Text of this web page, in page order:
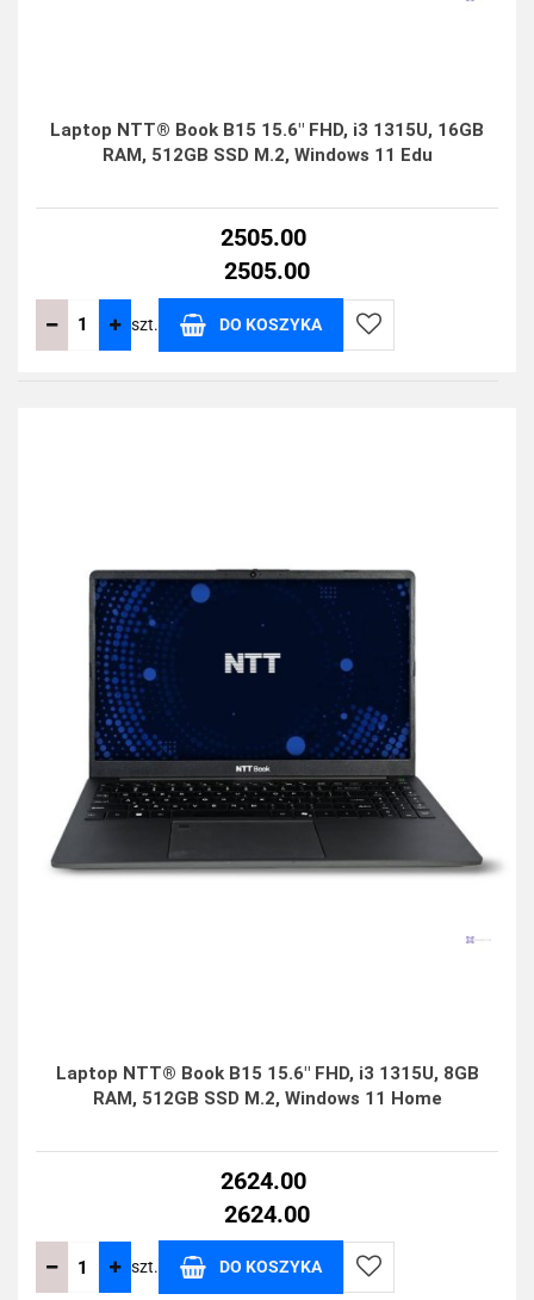
Laptop NTT® Book B15 15.6" FHD, i3 1315U, 16GB
RAM, 512GB SSD M.2, Windows 11 Edu
2505.00
2505.00
szt. DO KOSZYKA
Do
Laptop NTT® Book B15 15.6" FHD, i3 1315U, 8GB
RAM, 512GB SSD M.2, Windows 11 Home
2624.00
2624.00
szt. DO KOSZYKA